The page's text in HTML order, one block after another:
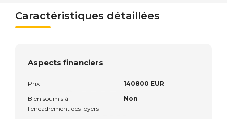
Caractéristiques détaillées
Aspects financiers
Prix
140800 EUR
Bien soumis à
l'encadrement des loyers
Non